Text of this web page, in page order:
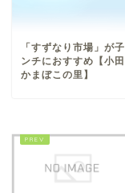
「すずなり市場」が
ンチにおすすめ【小
かまぼこの里】